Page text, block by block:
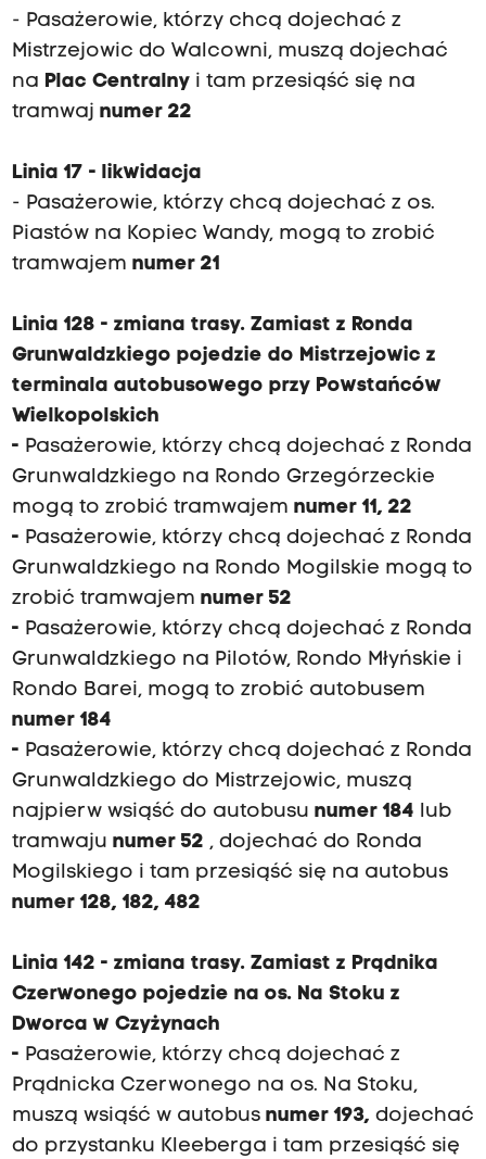
- Pasażerowie, którzy chcą dojechać z
Mistrzejowic do Walcowni, muszą dojechać
na Plac Centralnyi tam przesiąść się na
tramwaj numer 22
Linia 17 - likwidacja
- Pasażerowie, którzy chcą dojechać z os.
Piastów na Kopiec Wandy, mogą to zrobić
tramwajem numer 21
Linia 128 - zmiana trasy. Zamiast z Ronda
Grunwaldzkiego pojedzie do Mistrzejowic z
terminala autobusowego przy Powstańców
Wielkopolskich
- Pasażerowie, którzy chcą dojechać z Ronda
Grunwaldzkiego na Rondo Grzegórzeckie
mogą to zrobić tramwajem numer 11, 22
- Pasażerowie, którzy chcą dojechać z Ronda
Grunwaldzkiego na Rondo Mogilskie mogą to
zrobić tramwajem numer 52
- Pasażerowie, którzy chcą dojechać z Ronda
Grunwaldzkiego na Pilotów, Rondo Młyńskie i
Rondo Barei, mogą to zrobić autobusem
numer 184
- Pasażerowie, którzy chcą dojechać z Ronda
Grunwaldzkiego do Mistrzejowic, muszą
najpierw wsiąść do autobusu numer 184 lub
tramwaju numer 52 , dojechać do Ronda
Mogilskiego i tam przesiąść się na autobus
numer 128, 182, 482
Linia 142 - zmiana trasy. Zamiast z Prądnika
Czerwonego pojedzie na os. Na Stoku z
Dworca w Czyżynach
- Pasażerowie, którzy chcą dojechać z
Prądnicka Czerwonego na os. Na Stoku,
muszą wsiąść w autobus numer 193, dojechać
do przystanku Kleeberga i tam przesiąść się